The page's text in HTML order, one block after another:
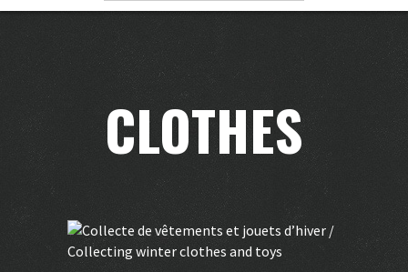
CLOTHES